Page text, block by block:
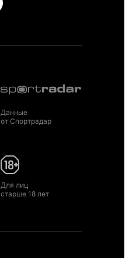
Данные
от Спортрадар
Для лиц
старше 18 лет